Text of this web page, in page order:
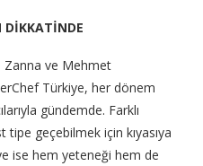
DİKKATİNDE
Zanna ve Mehmet
Türkiye, her dönem
gündemde. Farklı
geçebilmek için kıyasıya
ise hem yeteneği hem de